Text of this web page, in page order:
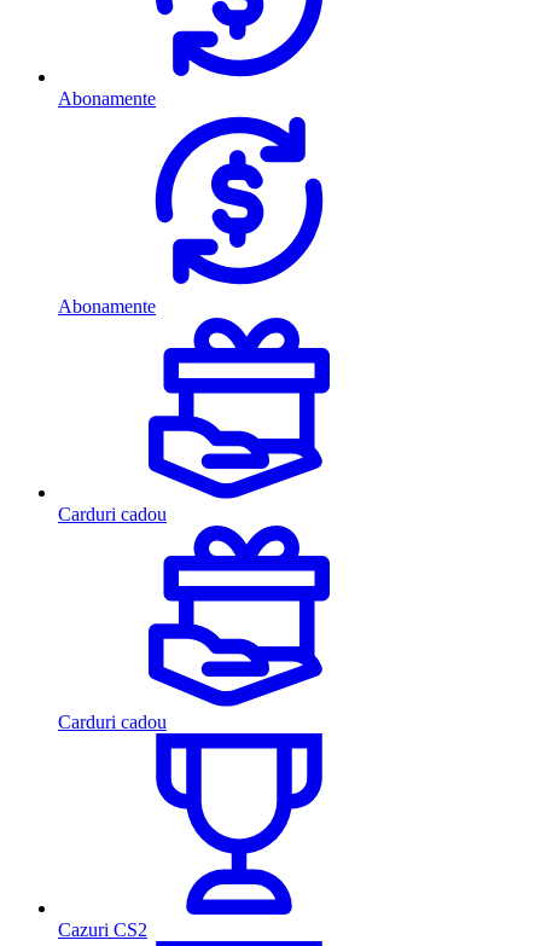
Abonamente
Abonamente
Carduri cadou
Carduri cadou
Cazuri CS2